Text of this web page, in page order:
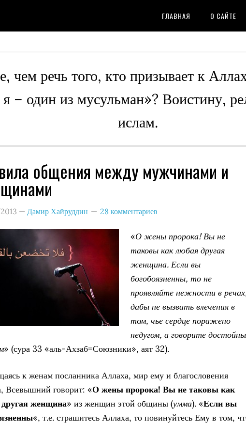
ГЛАВНАЯ О САЙТЕ
чем речь того, кто призывает к
– один из мусульман»? Воистину,
ислам.
общения между мужчинами и
— Дамир Хайруддин 28 комментариев
«О жены пророка! Вы не
таковы как любая другая
женщина. Если вы
богобоязненны, то не
проявляйте нежности в
дабы не вызвать влечения в
том, чье сердце поражено
недугом, а говорите
» (сура 33 «аль-Ахзаб=Союзники», аят 32).
к женам посланника Аллаха, мир ему и благословения
Всевышний говорит: «О жены пророка! Вы не таковы как
женщина» из женщин этой общины (умма). «Если вы
«, т.е. страшитесь Аллаха, то повинуйтесь Ему в том,